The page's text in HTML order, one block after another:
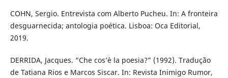
COHN, Sergio. Entrevista com Alberto Pucheu. In: A fronteira
desguarnecida; antologia poética. Lisboa: Oca Editorial,
2019.
DERRIDA, Jacques. “Che cos’è la poesia?” (1992). Tradução
de Tatiana Rios e Marcos Siscar. In: Revista Inimigo Rumor,